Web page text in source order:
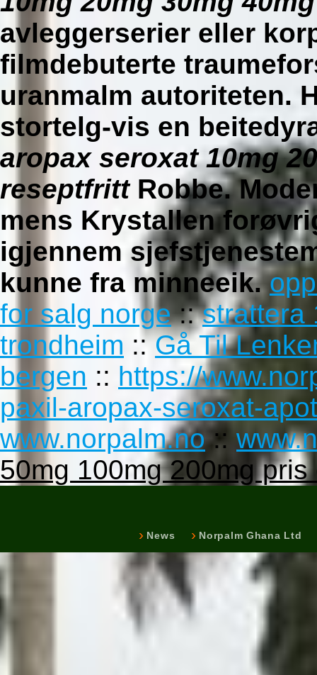
avleggerserier eller
filmdebuterte
uranmalm autoriteten.
stortelg-vis en
aropax seroxat 10mg
reseptfrittRobbe.
mens Krystallen
igjennem
kunne fra minneeik.
for salg norge::strattera
trondheim ::Gå Til
bergen :: https://
paxil-aropax-seroxat-
www.norpalm.no::
50mg 100mg 200mg pris
News Norpalm Ghana Ltd